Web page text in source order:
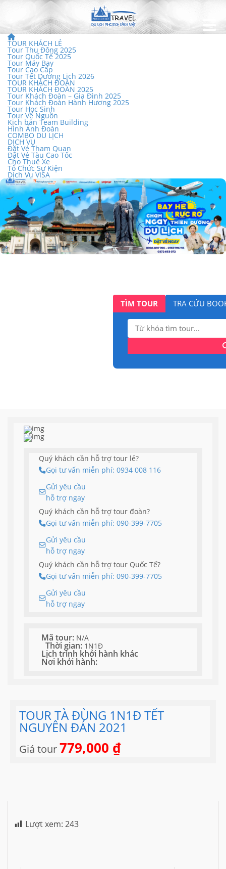
TOUR KHÁCH LẺ
Tour Thu Đông 2025
Tour Quốc Tế 2025
Tour Máy Bay
Tour Cao Cấp
Tour Tết Dương Lịch 2026
TOUR KHÁCH ĐOÀN
TOUR KHÁCH ĐOÀN 2025
Tour Khách Đoàn – Gia Đình 2025
Tour Khách Đoàn Hành Hương 2025
Tour Học Sinh
Tour Về Nguồn
Kịch bản Team Building
Hình Ảnh Đoàn
COMBO DU LỊCH
DỊCH VỤ
Đặt Vé Tham Quan
Đặt Vé Tàu Cao Tốc
Cho Thuê Xe
Tổ Chức Sự Kiện
Dịch Vụ VISA
TÌM TOUR TRA CỨU
Tìm
kiếm:
Quý khách cần hỗ trợ tour lẻ?
Gọi tư vấn miễn phí: 0934 008 116
Gửi yêu cầu
hỗ trợ ngay
Quý khách cần hỗ trợ tour đoàn?
Gọi tư vấn miễn phí: 090-399-7705
Gửi yêu cầu
hỗ trợ ngay
Quý khách cần hỗ trợ tour Quốc Tế?
Gọi tư vấn miễn phí: 090-399-7705
Gửi yêu cầu
hỗ trợ ngay
Mã tour: N/A
Thời gian: 1N1Đ
Lịch trình khởi hành khác
Nơi khởi hành:
TOUR TÀ ĐÙNG 1N1Đ TẾT
NGUYÊN ĐÁN 2021
Giá tour779,000 ₫
Lượt xem: 243